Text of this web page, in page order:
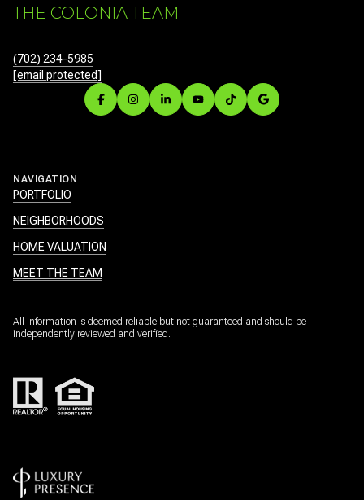
THE COLONIA TEAM
(702) 234-5985
[email protected]
NAVIGATION
PORTFOLIO
NEIGHBORHOODS
HOME VALUATION
MEET THE TEAM
All information is deemed reliable but not guaranteed and should be
independently reviewed and verified.